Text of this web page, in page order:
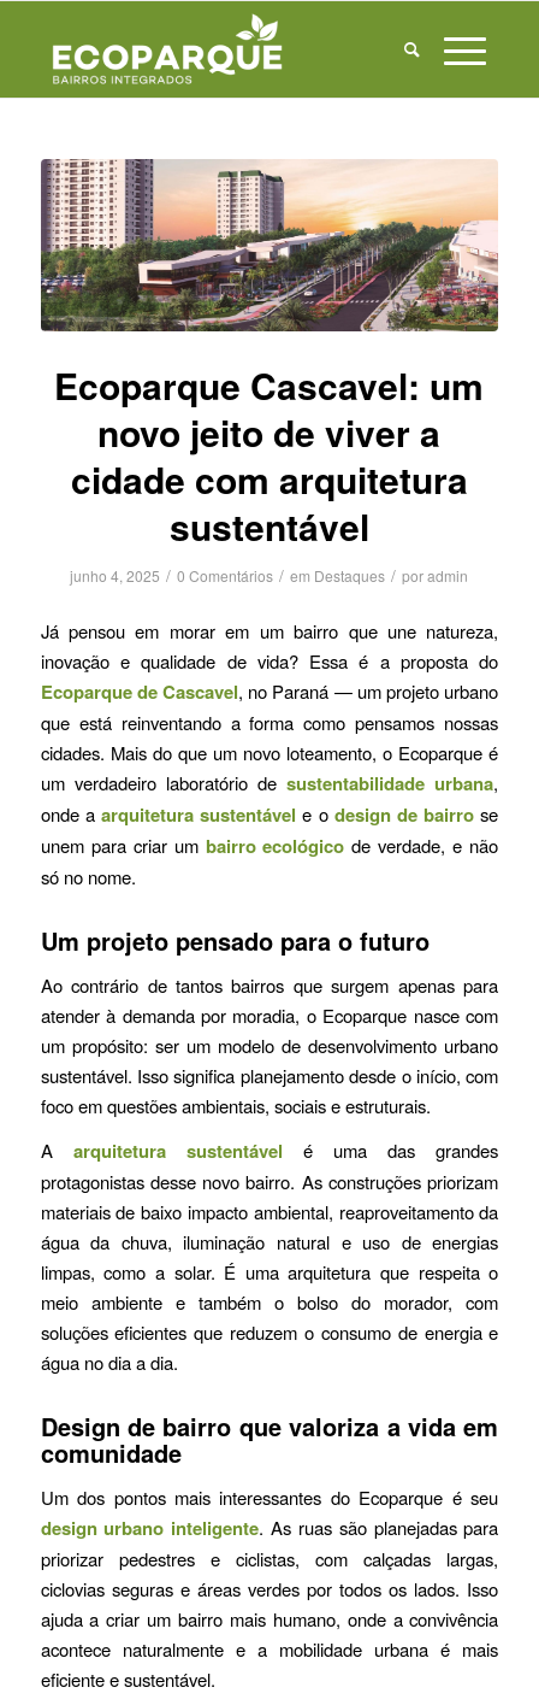
Ecoparque Cascavel: um
novo jeito de viver a
cidade com arquitetura
sustentável
junho 4, 2025 / 0 Comentários / em Destaques / poradmin
Já pensou em morar em um bairro que une natureza,
inovação e qualidade de vida? Essa é a proposta do
Ecoparque de Cascavel, no Paraná — um projeto urbano
que está reinventando a forma como pensamos nossas
cidades. Mais do que um novo loteamento, o Ecoparque é
um verdadeiro laboratório desustentabilidade urbana,
onde a arquitetura sustentável e o design de bairro se
unem para criar um bairro ecológico de verdade, e não
só no nome.
Um projeto pensado para o futuro
Ao contrário de tantos bairros que surgem apenas para
atender à demanda por moradia, o Ecoparque nasce com
um propósito: ser um modelo de desenvolvimento urbano
sustentável. Isso significa planejamento desde o início, com
foco em questões ambientais, sociais e estruturais.
A arquitetura sustentável é uma das grandes
protagonistas desse novo bairro. As construções priorizam
materiais de baixo impacto ambiental, reaproveitamento da
água da chuva, iluminação natural e uso de energias
limpas, como a solar. É uma arquitetura que respeita o
meio ambiente e também o bolso do morador, com
soluções eficientes que reduzem o consumo de energia e
água no dia a dia.
Design de bairro que valoriza a vida em
comunidade
Um dos pontos mais interessantes do Ecoparque é seu
design urbano inteligente. As ruas são planejadas para
priorizar pedestres e ciclistas, com calçadas largas,
ciclovias seguras e áreas verdes por todos os lados. Isso
ajuda a criar um bairro mais humano, onde a convivência
acontece naturalmente e a mobilidade urbana é mais
eficiente e sustentável.